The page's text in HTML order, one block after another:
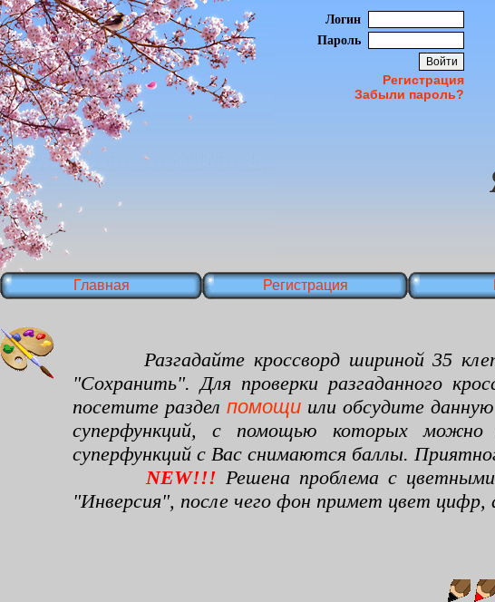
Логин
Пароль
Регистрация
Забыли пароль?
Главная Регистрация
Разгадайте кроссворд шириной 35
"Сохранить". Для проверки разгаданного
посетите раздел помощиили обсудите
суперфункций, с помощью которых можно
суперфункций с Вас снимаются баллы.
NEW!!! Решена проблема с
"Инверсия", после чего фон примет цвет